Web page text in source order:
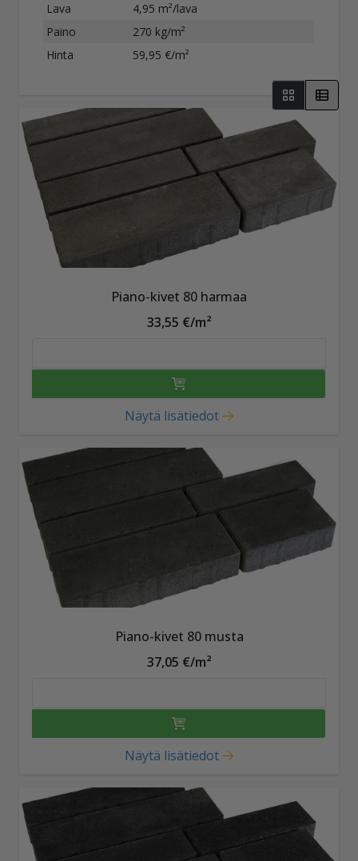
Lava
4,95 m²/lava
Paino
270 kg/m²
Hinta
59,95 €/m²
Piano-kivet 80 harmaa
33,55 €/m²
Näytä lisätiedot
Piano-kivet 80 musta
37,05 €/m²
Näytä lisätiedot